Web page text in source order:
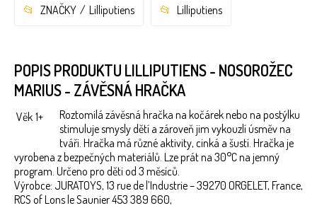
ZNAČKY Lilliputiens Lilliputiens
POPIS PRODUKTU LILLIPUTIENS - NOSOROŽEC
MARIUS - ZÁVĚSNÁ HRAČKA
Věk 1+
Roztomilá závěsná hračka na kočárek nebo na postýlku
stimuluje smysly dětí a zároveň jim vykouzlí úsměv na
tváři. Hračka má různé aktivity, cinká a šustí. Hračka je
vyrobena z bezpečných materiálů. Lze prát na 30°C na jemný
program. Určeno pro děti od 3 měsíců.
Výrobce: JURATOYS, 13 rue de l’Industrie – 39270 ORGELET, France,
RCS of Lons le Saunier 453 389 660,